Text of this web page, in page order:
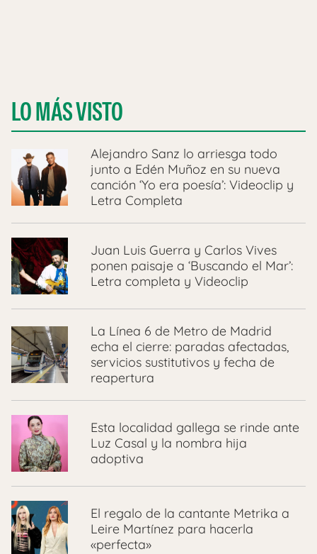
LO MÁS VISTO
Alejandro Sanz lo arriesga todo
junto a Edén Muñoz en su nueva
canción ‘Yo era poesía’: Videoclip y
Letra Completa
Juan Luis Guerra y Carlos Vives
ponen paisaje a ‘Buscando el Mar’:
Letra completa y Videoclip
La Línea 6 de Metro de Madrid
echa el cierre: paradas afectadas,
servicios sustitutivos y fecha de
reapertura
Esta localidad gallega se rinde ante
Luz Casal y la nombra hija
adoptiva
El regalo de la cantante Metrika a
Leire Martínez para hacerla
«perfecta»